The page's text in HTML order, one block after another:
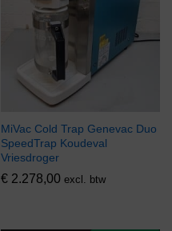
MiVac Cold Trap Genevac Duo
SpeedTrap Koudeval
Vriesdroger
€ 2.278,00 excl. btw